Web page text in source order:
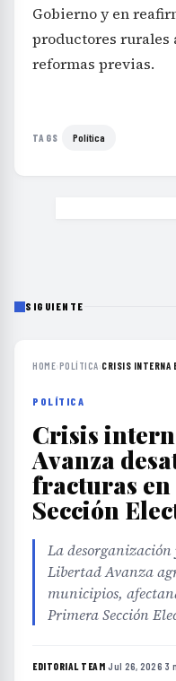
Gobierno y en
productores rurales
reformas previas.
TAGS Política
SIGUIENTE
HOME›POLÍTICA›CRISIS INTERNA
POLÍTICA
Crisis
Avanza
fracturas
Sección
La desorganización
Libertad Avanza
municipios,
Primera Sección
EDITORIAL TEAM·Jul 26, 2026·3